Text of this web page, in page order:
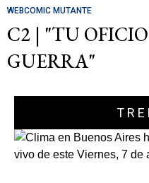
WEBCOMIC MUTANTE
C2 | "TU
GUERRA"